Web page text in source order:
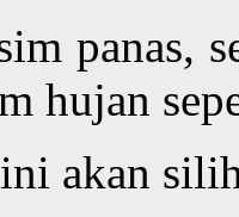
panas,
hujan
akan